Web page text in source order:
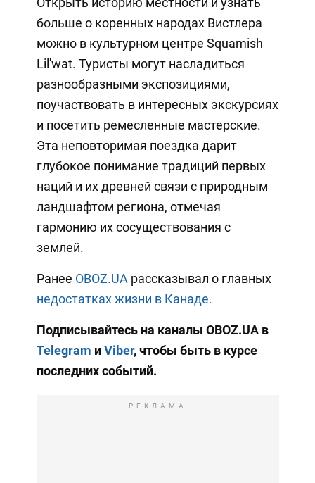
больше о коренных народах Вистлера
можно в культурном центре Squamish
Lil'wat. Туристы могут насладиться
разнообразными экспозициями,
поучаствовать в интересных экскурсиях
и посетить ремесленные мастерские.
Эта неповторимая поездка дарит
глубокое понимание традиций первых
наций и их древней связи с природным
ландшафтом региона, отмечая
гармонию их сосуществования с
землей.
Ранее OBOZ.UA рассказывал о главных
недостатках жизни в Канаде.
Подписывайтесь на каналы OBOZ.UA в
Telegram иViber, чтобы быть в курсе
последних событий.
РЕКЛАМА